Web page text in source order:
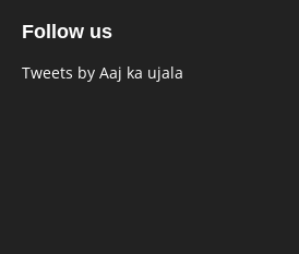
Follow us
Tweets by Aaj ka ujala